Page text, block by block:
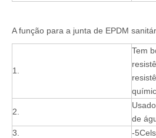
A função para a junta de EPDM
1.
Tem
2.
de
3.
-